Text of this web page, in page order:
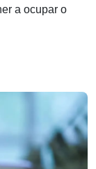
a ocupar o